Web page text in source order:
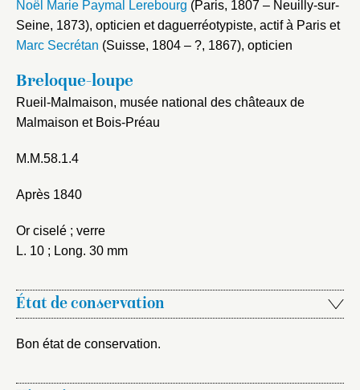
Noël Marie Paymal Lerebourg (Paris, 1807 – Neuilly-sur-
Seine, 1873), opticien et daguerréotypiste, actif à Paris et
Marc Secrétan (Suisse, 1804 – ?, 1867), opticien
Breloque-loupe
Rueil-Malmaison, musée national des châteaux de
Malmaison et Bois-Préau
M.M.58.1.4
Après 1840
Or ciselé ; verre
L. 10 ; Long. 30 mm
État de conservation
Bon état de conservation.
Choix du dossier où ajouter la
notice
Nom du dossier
Valider
Connexion
Courriel
Mot de passe